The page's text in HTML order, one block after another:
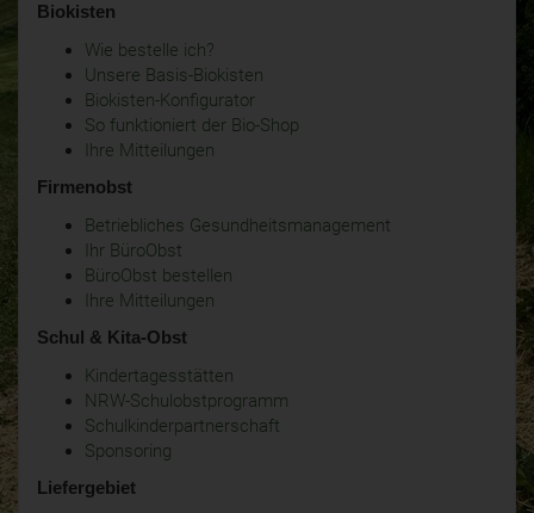
Biokisten
Wie bestelle ich?
Unsere Basis-Biokisten
Biokisten-Konfigurator
So funktioniert der Bio-Shop
Ihre Mitteilungen
Firmenobst
Betriebliches Gesundheitsmanagement
Ihr BüroObst
BüroObst bestellen
Ihre Mitteilungen
Schul & Kita-Obst
Kindertagesstätten
NRW-Schulobstprogramm
Schulkinderpartnerschaft
Sponsoring
Liefergebiet